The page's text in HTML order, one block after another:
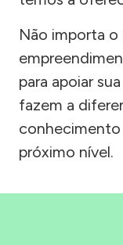
Não importa
para apoiar
fazem a
conhecimento
próximo nível.